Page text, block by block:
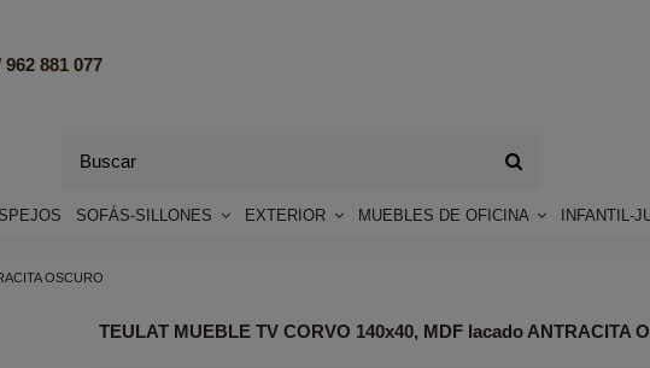
962 881 077
SOFÁS-SILLONES EXTERIOR MUEBLES DE OFICINA INFANTIL-
OSCURO
TEULAT MUEBLE TV CORVO 140x40, MDF lacado ANTRACITA